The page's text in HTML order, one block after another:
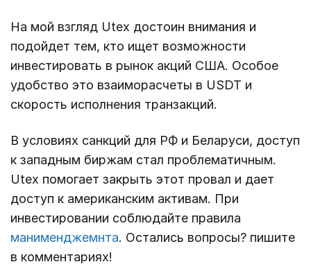
На мой взгляд Utex достоин внимания и
подойдет тем, кто ищет возможности
инвестировать в рынок акций США. Особое
удобство это взаиморасчеты в USDT и
скорость исполнения транзакций.
В условиях санкций для РФ и Беларуси, доступ
к западным биржам стал проблематичным.
Utex помогает закрыть этот провал и дает
доступ к американским активам. При
инвестировании соблюдайте правила
манименджемнта. Остались вопросы? пишите
в комментариях!